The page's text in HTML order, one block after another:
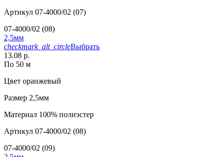
Артикул 07-4000/02 (07)
07-4000/02 (08)
2,5мм
checkmark_alt_circleВыбрать
13.08 р.
По 50 м
Цвет оранжевый
Размер 2,5мм
Материал 100% полиэстер
Артикул 07-4000/02 (08)
07-4000/02 (09)